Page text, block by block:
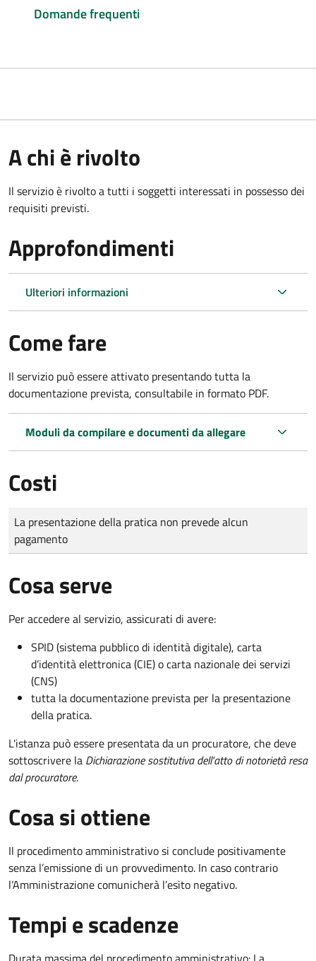
Domande frequenti
A chi è rivolto
Il servizio è rivolto a tutti i soggetti interessati in possesso dei
requisiti previsti.
Approfondimenti
Ulteriori informazioni
Come fare
Il servizio può essere attivato presentando tutta la
documentazione prevista, consultabile in formato PDF.
Moduli da compilare e documenti da allegare
Costi
Tipo di pagamento
Importo
La presentazione della pratica non prevede alcun
pagamento
Cosa serve
Per accedere al servizio, assicurati di avere:
SPID (sistema pubblico di identità digitale), carta
d’identità elettronica (CIE) o carta nazionale dei servizi
(CNS)
tutta la documentazione prevista per la presentazione
della pratica.
L'istanza può essere presentata da un procuratore, che deve
sottoscrivere la Dichiarazione sostitutiva dell'atto di notorietà resa
dal procuratore.
Cosa si ottiene
Il procedimento amministrativo si conclude positivamente
senza l’emissione di un provvedimento. In caso contrario
l’Amministrazione comunicherà l’esito negativo.
Tempi e scadenze